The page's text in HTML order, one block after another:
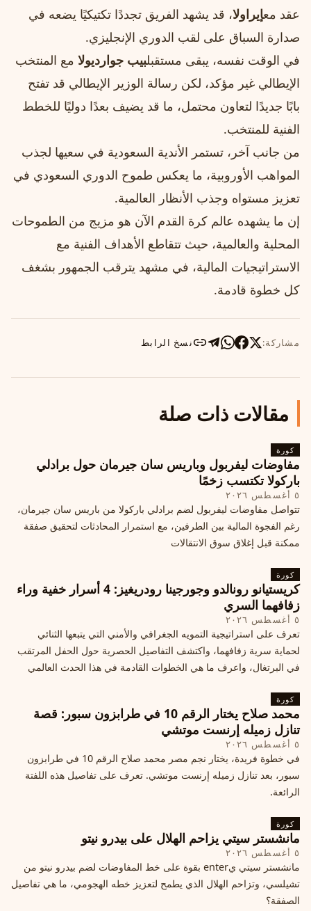
عقد معإيراولا، قد يشهد الفريق تجددًا تكتيكيًا يضعه في
صدارة السباق على لقب الدوري الإنجليزي.
في الوقت نفسه، يبقى مستقبلبيب جوارديولا مع المنتخب
الإيطالي غير مؤكد، لكن رسالة الوزير الإيطالي قد تفتح
بابًا جديدًا لتعاون محتمل، ما قد يضيف بعدًا دوليًا للخطط
الفنية للمنتخب.
من جانب آخر، تستمر الأندية السعودية في سعيها لجذب
المواهب الأوروبية، ما يعكس طموح الدوري السعودي في
تعزيز مستواه وجذب الأنظار العالمية.
إن ما يشهده عالم كرة القدم الآن هو مزيج من الطموحات
المحلية والعالمية، حيث تتقاطع الأهداف الفنية مع
الاستراتيجيات المالية، في مشهد يترقب الجمهور بشغف
كل خطوة قادمة.
مشاركة: نسخ الرابط
مقالات ذات صلة
كورة
مفاوضات ليفربول وباريس سان جيرمان حول برادلي
باركولا تكتسب زخمًا
٥ أغسطس ٢٠٢٦
تتواصل مفاوضات ليفربول لضم برادلي باركولا من باريس سان جيرمان،
رغم الفجوة المالية بين الطرفين، مع استمرار المحادثات لتحقيق صفقة
ممكنة قبل إغلاق سوق الانتقالات
كورة
كريستيانو رونالدو وجورجينا رودريغيز: 4 أسرار خفية وراء
زفافهما السري
٥ أغسطس ٢٠٢٦
تعرف على استراتيجية التمويه الجغرافي والأمني التي يتبعها الثنائي
لحماية سرية زفافهما، واكتشف التفاصيل الحصرية حول الحفل المرتقب
في البرتغال، واعرف ما هي الخطوات القادمة في هذا الحدث العالمي
كورة
محمد صلاح يختار الرقم 10 في طرابزون سبور: قصة
تنازل زميله إرنست موتشي
٥ أغسطس ٢٠٢٦
في خطوة فريدة، يختار نجم مصر محمد صلاح الرقم 10 في طرابزون
سبور، بعد تنازل زميله إرنست موتشي. تعرف على تفاصيل هذه اللفتة
الرائعة.
كورة
مانشستر سيتي يزاحم الهلال على بيدرو نيتو
٥ أغسطس ٢٠٢٦
مانشستر سيتي يenter بقوة على خط المفاوضات لضم بيدرو نيتو من
تشيلسي، وتزاحم الهلال الذي يطمح لتعزيز خطه الهجومي، ما هي تفاصيل
الصفقة؟